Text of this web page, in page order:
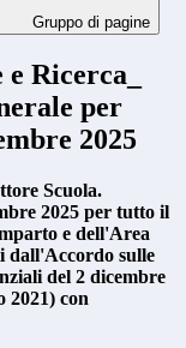
Gruppo di pagine
Ricerca_
per
2025
Scuola.
2025 per tutto il
e dell'Area
dall'Accordo sulle
del 2 dicembre
2021) con